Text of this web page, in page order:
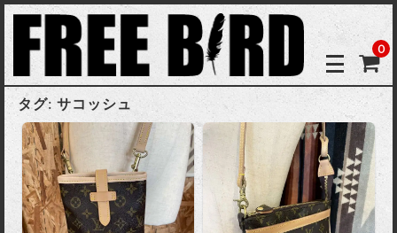
0
タグ: サコッシュ